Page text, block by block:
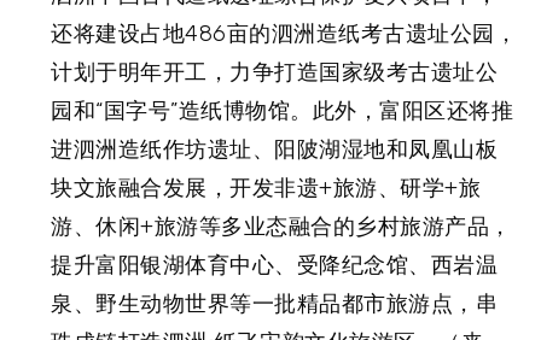
还将建设占地486亩的泗洲造纸考古遗址公园，
计划于明年开工，力争打造国家级考古遗址公
园和“国字号”造纸博物馆。此外，富阳区还将推
进泗洲造纸作坊遗址、阳陂湖湿地和凤凰山板
块文旅融合发展，开发非遗+旅游、研学+旅
游、休闲+旅游等多业态融合的乡村旅游产品，
提升富阳银湖体育中心、受降纪念馆、西岩温
泉、野生动物世界等一批精品都市旅游点，串